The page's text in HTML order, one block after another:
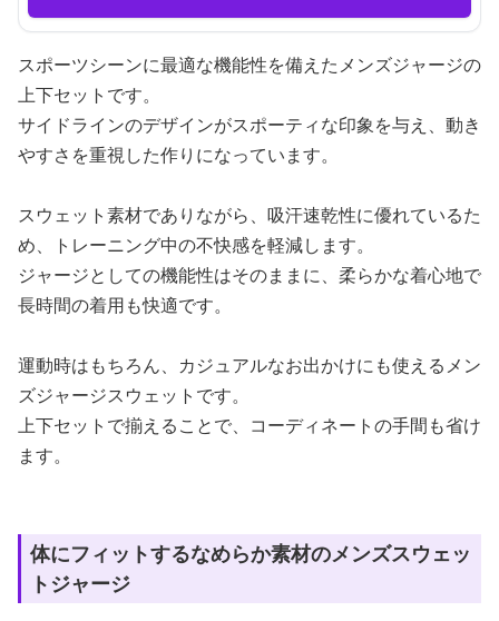
スポーツシーンに最適な機能性を備えたメンズジャージの
上下セットです。
サイドラインのデザインがスポーティな印象を与え、動き
やすさを重視した作りになっています。
スウェット素材でありながら、吸汗速乾性に優れているた
め、トレーニング中の不快感を軽減します。
ジャージとしての機能性はそのままに、柔らかな着心地で
長時間の着用も快適です。
運動時はもちろん、カジュアルなお出かけにも使えるメン
ズジャージスウェットです。
上下セットで揃えることで、コーディネートの手間も省け
ます。
体にフィットするなめらか素材のメンズスウェッ
トジャージ